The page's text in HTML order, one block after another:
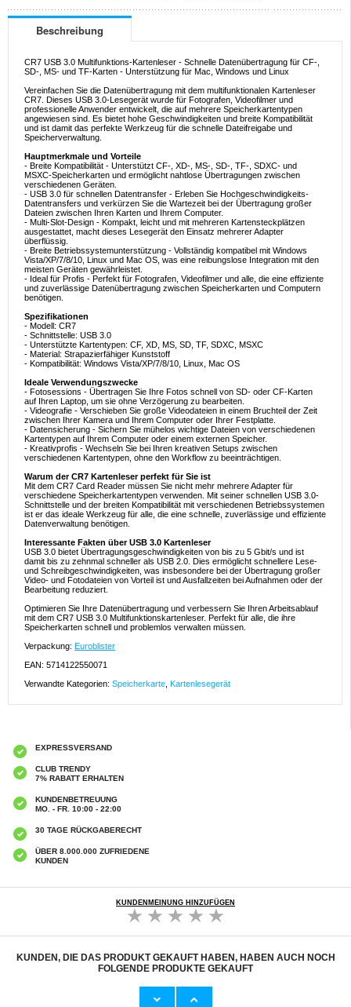
Beschreibung
CR7 USB 3.0 Multifunktions-Kartenleser - Schnelle Datenübertragung für CF-,
SD-, MS- und TF-Karten - Unterstützung für Mac, Windows und Linux
Vereinfachen Sie die Datenübertragung mit dem multifunktionalen Kartenleser
CR7. Dieses USB 3.0-Lesegerät wurde für Fotografen, Videofilmer und
professionelle Anwender entwickelt, die auf mehrere Speicherkartentypen
angewiesen sind. Es bietet hohe Geschwindigkeiten und breite Kompatibilität
und ist damit das perfekte Werkzeug für die schnelle Dateifreigabe und
Speicherverwaltung.
Hauptmerkmale und Vorteile
- Breite Kompatibilität - Unterstützt CF-, XD-, MS-, SD-, TF-, SDXC- und
MSXC-Speicherkarten und ermöglicht nahtlose Übertragungen zwischen
verschiedenen Geräten.
- USB 3.0 für schnellen Datentransfer - Erleben Sie Hochgeschwindigkeits-
Datentransfers und verkürzen Sie die Wartezeit bei der Übertragung großer
Dateien zwischen Ihren Karten und Ihrem Computer.
- Multi-Slot-Design - Kompakt, leicht und mit mehreren Kartensteckplätzen
ausgestattet, macht dieses Lesegerät den Einsatz mehrerer Adapter
überflüssig.
- Breite Betriebssystemunterstützung - Vollständig kompatibel mit Windows
Vista/XP/7/8/10, Linux und Mac OS, was eine reibungslose Integration mit den
meisten Geräten gewährleistet.
- Ideal für Profis - Perfekt für Fotografen, Videofilmer und alle, die eine effiziente
und zuverlässige Datenübertragung zwischen Speicherkarten und Computern
benötigen.
Spezifikationen
- Modell: CR7
- Schnittstelle: USB 3.0
- Unterstützte Kartentypen: CF, XD, MS, SD, TF, SDXC, MSXC
- Material: Strapazierfähiger Kunststoff
- Kompatibilität: Windows Vista/XP/7/8/10, Linux, Mac OS
Ideale Verwendungszwecke
- Fotosessions - Übertragen Sie Ihre Fotos schnell von SD- oder CF-Karten
auf Ihren Laptop, um sie ohne Verzögerung zu bearbeiten.
- Videografie - Verschieben Sie große Videodateien in einem Bruchteil der Zeit
zwischen Ihrer Kamera und Ihrem Computer oder Ihrer Festplatte.
- Datensicherung - Sichern Sie mühelos wichtige Dateien von verschiedenen
Kartentypen auf Ihrem Computer oder einem externen Speicher.
- Kreativprofis - Wechseln Sie bei Ihren kreativen Setups zwischen
verschiedenen Kartentypen, ohne den Workflow zu beeinträchtigen.
Warum der CR7 Kartenleser perfekt für Sie ist
Mit dem CR7 Card Reader müssen Sie nicht mehr mehrere Adapter für
verschiedene Speicherkartentypen verwenden. Mit seiner schnellen USB 3.0-
Schnittstelle und der breiten Kompatibilität mit verschiedenen Betriebssystemen
ist er das ideale Werkzeug für alle, die eine schnelle, zuverlässige und effiziente
Datenverwaltung benötigen.
Interessante Fakten über USB 3.0 Kartenleser
USB 3.0 bietet Übertragungsgeschwindigkeiten von bis zu 5 Gbit/s und ist
damit bis zu zehnmal schneller als USB 2.0. Dies ermöglicht schnellere Lese-
und Schreibgeschwindigkeiten, was insbesondere bei der Übertragung großer
Video- und Fotodateien von Vorteil ist und Ausfallzeiten bei Aufnahmen oder der
Bearbeitung reduziert.
Optimieren Sie Ihre Datenübertragung und verbessern Sie Ihren Arbeitsablauf
mit dem CR7 USB 3.0 Multifunktionskartenleser. Perfekt für alle, die ihre
Speicherkarten schnell und problemlos verwalten müssen.
Verpackung: Euroblister
EAN: 5714122550071
Verwandte Kategorien: Speicherkarte Kartenlesegerät
EXPRESSVERSAND
CLUB TRENDY
7% RABATT ERHALTEN
KUNDENBETREUUNG
MO. - FR. 10:00 - 22:00
30 TAGE RÜCKGABERECHT
ÜBER 8.000.000 ZUFRIEDENE
KUNDEN
KUNDENMEINUNG HINZUFÜGEN
KUNDEN, DIE DAS PRODUKT GEKAUFT HABEN, HABEN AUCH NOCH
FOLGENDE PRODUKTE GEKAUFT
Baseus Ingenuity USB-C auf USB-A Adapter
Kingston Canvas Select MicroSDXC